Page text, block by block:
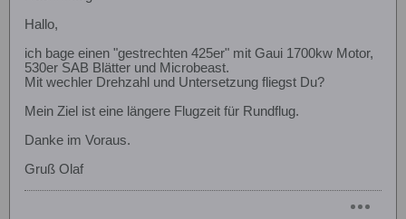
Hallo,
ich bage einen "gestrechten 425er" mit Gaui 1700kw Motor,
530er SAB Blätter und Microbeast.
Mit wechler Drehzahl und Untersetzung fliegst Du?
Mein Ziel ist eine längere Flugzeit für Rundflug.
Danke im Voraus.
Gruß Olaf